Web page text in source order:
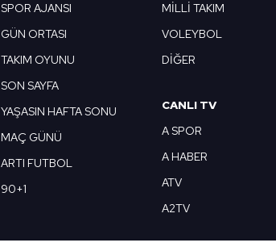
SPOR AJANSI
GÜN ORTASI
TAKIM OYUNU
SON SAYFA
YAŞASIN HAFTA SONU
MAÇ GÜNÜ
ARTI FUTBOL
90+1
MİLLİ TAKIM
VOLEYBOL
DİĞER
CANLI TV
A SPOR
A HABER
ATV
A2TV